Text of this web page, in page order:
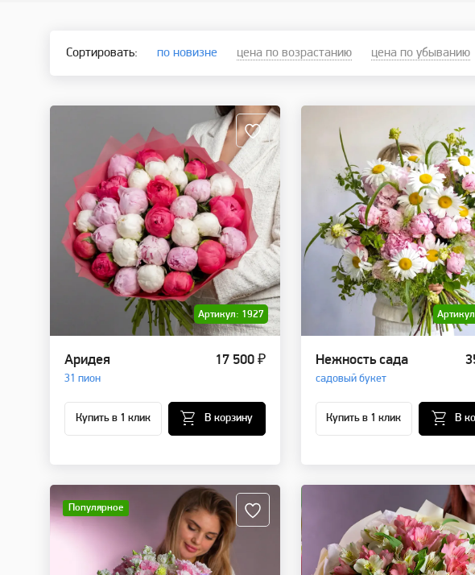
Сортировать: по новизне цена по возрастанию цена по убыванию
Артикул: 1927
Аридея
31 пион
17 500 ₽
Купить в 1 клик В корзину
Нежность сада
садовый букет
Купить в 1 клик В
Популярное